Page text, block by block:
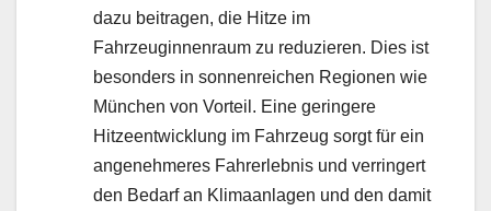
dazu beitragen, die Hitze im
Fahrzeuginnenraum zu reduzieren. Dies ist
besonders in sonnenreichen Regionen wie
München von Vorteil. Eine geringere
Hitzeentwicklung im Fahrzeug sorgt für ein
angenehmeres Fahrerlebnis und verringert
den Bedarf an Klimaanlagen und den damit